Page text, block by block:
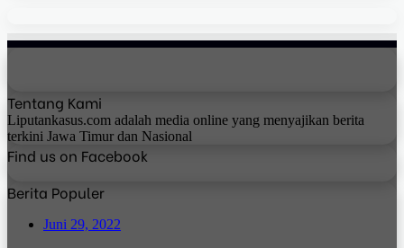
Tentang Kami
Liputankasus.com adalah media online yang menyajikan berita
terkini Jawa Timur dan Nasional
Find us on Facebook
Berita Populer
Juni 29, 2022